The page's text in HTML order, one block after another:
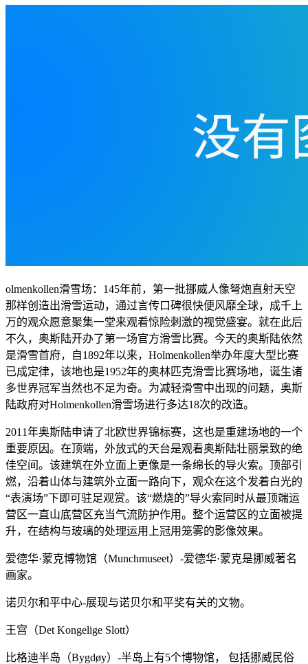
olmenkollen滑雪场：145年前，第一批挪威人像弩炮直射天空
那样创造出滑雪运动，通过言传口碑很快便风靡全球，成千上
万的观众愿意聚集一堂来观看惊险刺激的视觉盛宴。就在此后
不久，奥斯陆开办了第一场官方滑雪比赛。今天的奥斯陆依然
是滑雪首府，自1892年以来，Holmenkollen举办年度大型比赛
已成定律，该地也是1952年的奥林匹克滑雪比赛场地，诞生诸
多世界冠军当然也不足为奇。为减轻滑雪中出现的问题，奥斯
陆政府对Holmenkollen滑雪场进行多达18次的改造。
2011年奥斯陆申请了北欧世界锦标赛，这也是重建场地的一个
重要原因。在顶端，外放式的天台是观看奥斯陆壮丽景致的绝
佳空间。该建筑在外立面上更像是一条绵长的导火索。顶部引
燃，沿着山体与建筑外立面一路向下，观众在这个发着白光的
“表演场”下即可驻足观赏。该“燃烧的”导火索同时从最顶端运
营区一直山底营区充当气流防护作用。整个运营区的立面被提
升，在结构与玻璃的处理运用上冠用笼雾的影像效果。
爱德华·蒙克博物馆（Munchmuseet）-爱德华·蒙克是挪威著名
画家。
诺贝尔和平中心-展现与诺贝尔和平奖有关的文物。
王宫（Det Kongelige Slott）
比格迪半岛（Bygdøy）-半岛上有5个博物馆， 包括挪威民俗